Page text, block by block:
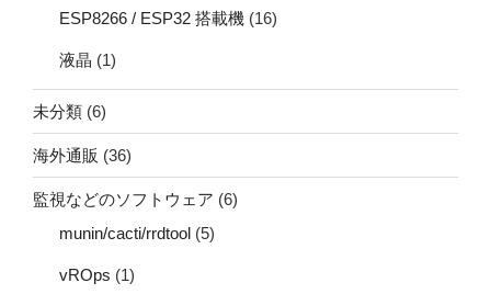
ESP8266 / ESP32 搭載機 (16)
液晶 (1)
未分類 (6)
海外通販 (36)
監視などのソフトウェア (6)
munin/cacti/rrdtool (5)
vROps (1)